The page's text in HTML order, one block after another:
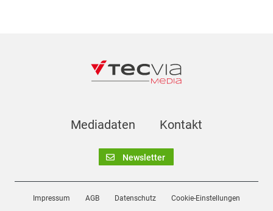
Mediadaten Kontakt
Newsletter
Impressum AGB Datenschutz Cookie-Einstellungen